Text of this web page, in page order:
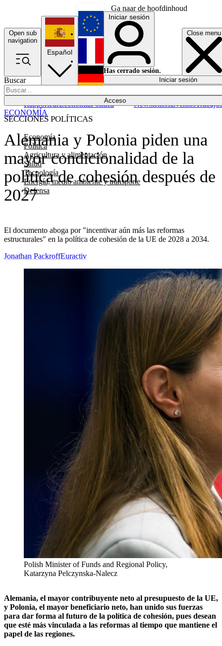
Ga naar de hoofdinhoud
Open sub
navigation
Close menu
Buscar
Acceso
SECCIONES POLÍTICAS
Economía
Política
Agricultura y alimentación
Salud
Tecnología
Energía, medio ambiente y transporte
Defensa
RapporteurEconomíaPolítica NewslettersEventosTrabajos
Español
English
Français
Iniciar sesión
Has cerrado sesión.
Iniciar sesión
Alemania y Polonia piden una
mayor condicionalidad de la
política de cohesión después de
2027
El documento aboga por "incentivar aún más las reformas
estructurales" en la política de cohesión de la UE de 2028 a 2034.
ECONOMÍA
Jonathan PackroffEuractiv
Polish Minister of Funds and Regional Policy,
Katarzyna Pelczynska-Nalecz
Alemania, el mayor contribuyente neto al presupuesto de la UE,
y Polonia, el mayor beneficiario neto, han unido sus fuerzas
para dar forma al futuro de la política de cohesión, pues desean
que esté más vinculada a las reformas al tiempo que mantiene el
papel de las regiones.